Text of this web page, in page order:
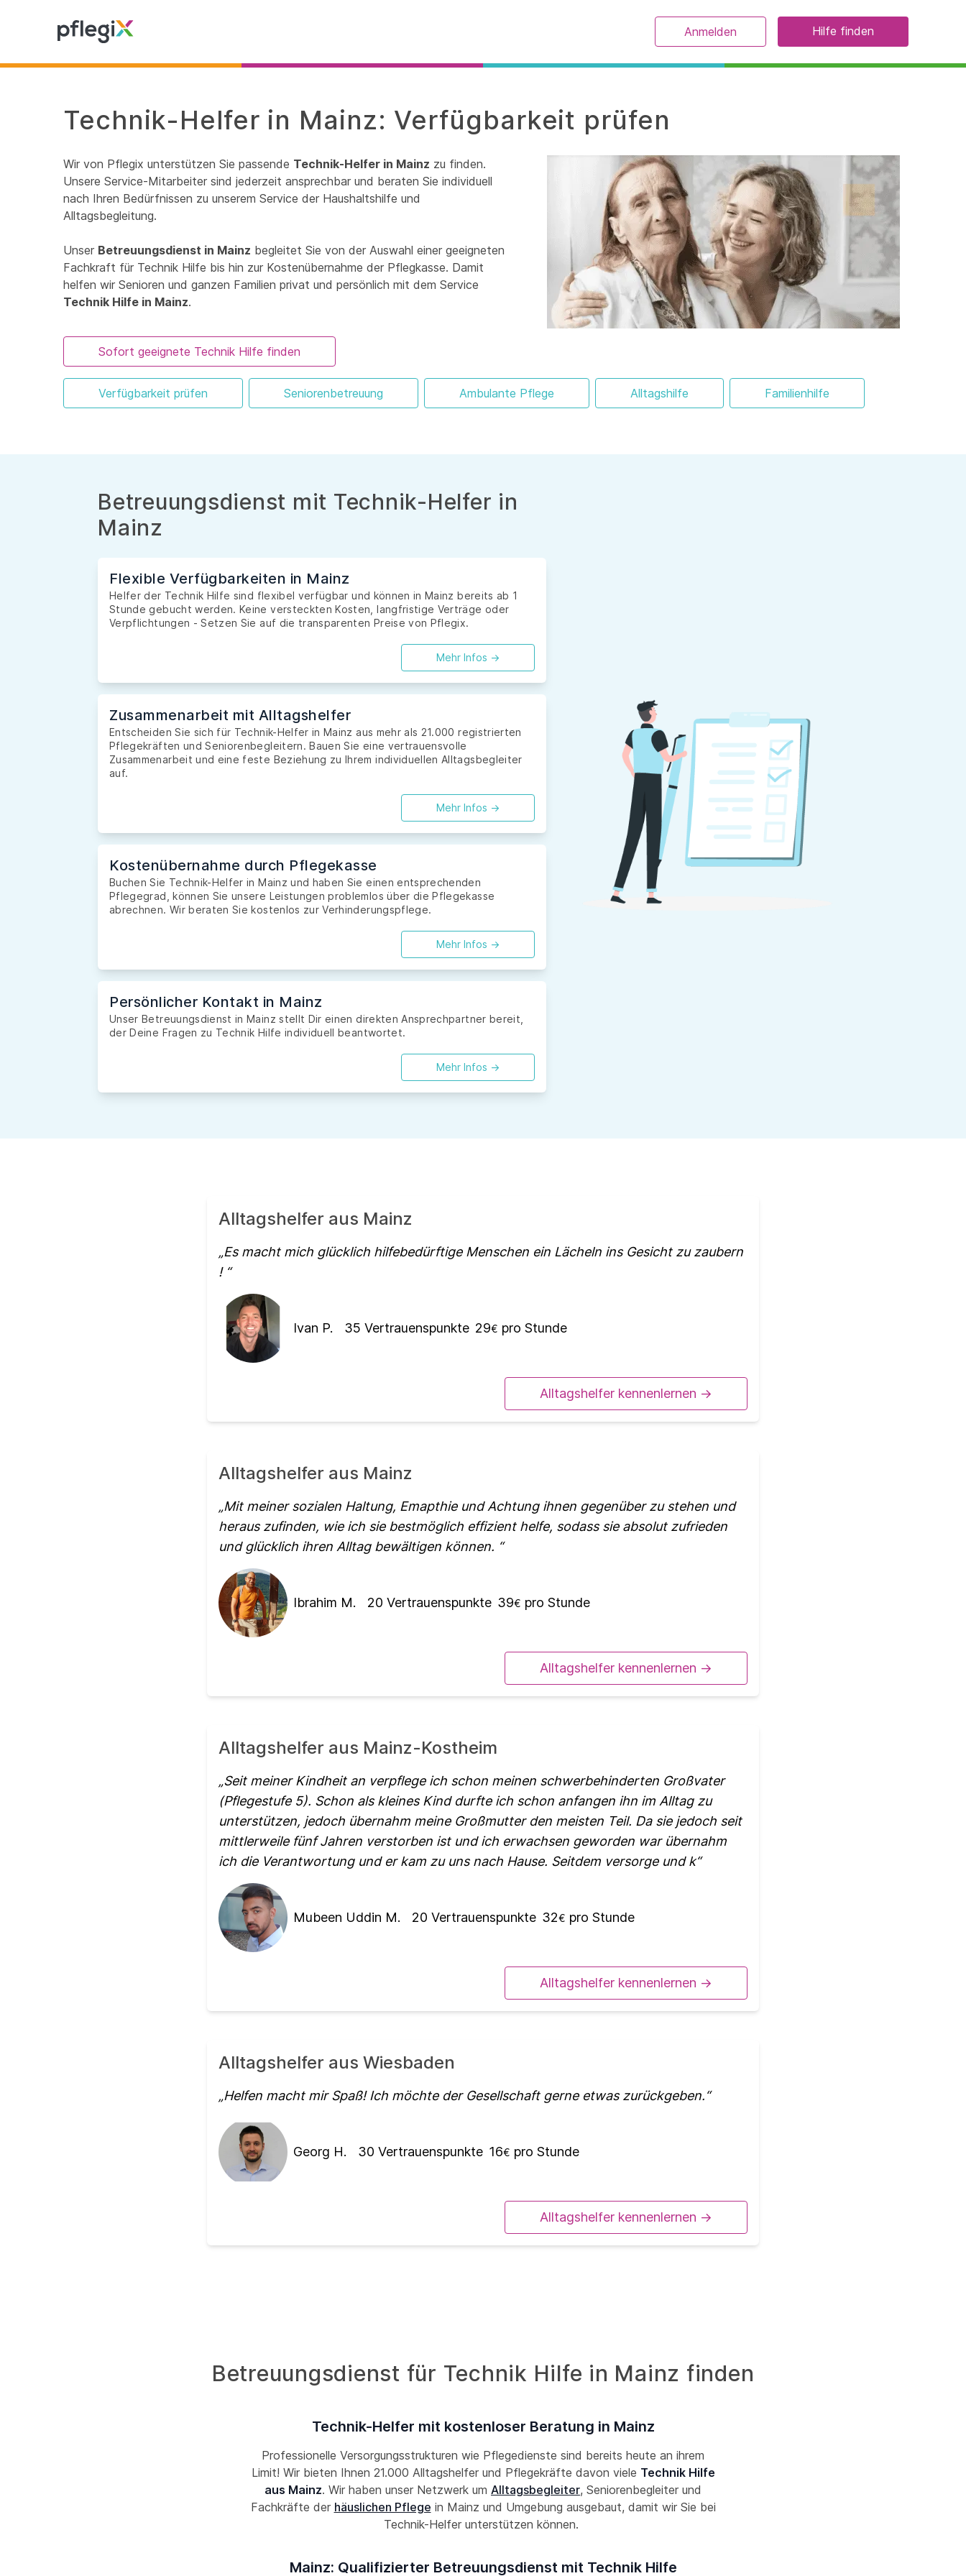
Anmelden Hilfe finden
Technik-Helfer in Mainz: Verfügbarkeit prüfen
Wir von Pflegix unterstützen Sie passende Technik-Helfer in Mainz zu finden.
Unsere Service-Mitarbeiter sind jederzeit ansprechbar und beraten Sie individuell
nach Ihren Bedürfnissen zu unserem Service der Haushaltshilfe und
Alltagsbegleitung.
Unser Betreuungsdienst in Mainz begleitet Sie von der Auswahl einer geeigneten
Fachkraft für Technik Hilfe bis hin zur Kostenübernahme der Pflegkasse. Damit
helfen wir Senioren und ganzen Familien privat und persönlich mit dem Service
Technik Hilfe in Mainz.
Sofort geeignete Technik Hilfe finden
Verfügbarkeit prüfen Seniorenbetreuung Ambulante Pflege Alltagshilfe Familienhilfe
Betreuungsdienst mit Technik-Helfer in
Mainz
Flexible Verfügbarkeiten in Mainz
Helfer der Technik Hilfe sind flexibel verfügbar und können in Mainz bereits ab 1
Stunde gebucht werden. Keine versteckten Kosten, langfristige Verträge oder
Verpflichtungen - Setzen Sie auf die transparenten Preise von Pflegix.
Mehr Infos ->
Zusammenarbeit mit Alltagshelfer
Entscheiden Sie sich für Technik-Helfer in Mainz aus mehr als 21.000 registrierten
Pflegekräften und Seniorenbegleitern. Bauen Sie eine vertrauensvolle
Zusammenarbeit und eine feste Beziehung zu Ihrem individuellen Alltagsbegleiter
auf.
Mehr Infos ->
Kostenübernahme durch Pflegekasse
Buchen Sie Technik-Helfer in Mainz und haben Sie einen entsprechenden
Pflegegrad, können Sie unsere Leistungen problemlos über die Pflegekasse
abrechnen. Wir beraten Sie kostenlos zur Verhinderungspflege.
Mehr Infos ->
Persönlicher Kontakt in Mainz
Unser Betreuungsdienst in Mainz stellt Dir einen direkten Ansprechpartner bereit,
der Deine Fragen zu Technik Hilfe individuell beantwortet.
Mehr Infos ->
Alltagshelfer aus Mainz
Es macht mich glücklich hilfebedürftige Menschen ein Lächeln ins Gesicht zu zaubern
!
Ivan P. 35 Vertrauenspunkte 29€ pro Stunde
Alltagshelfer kennenlernen ->
Alltagshelfer aus Mainz
Mit meiner sozialen Haltung, Emapthie und Achtung ihnen gegenüber zu stehen und
heraus zufinden, wie ich sie bestmöglich effizient helfe, sodass sie absolut zufrieden
und glücklich ihren Alltag bewältigen können.
Ibrahim M. 20 Vertrauenspunkte 39€ pro Stunde
Alltagshelfer kennenlernen ->
Alltagshelfer aus Mainz-Kostheim
Seit meiner Kindheit an verpflege ich schon meinen schwerbehinderten Großvater
(Pflegestufe 5). Schon als kleines Kind durfte ich schon anfangen ihn im Alltag zu
unterstützen, jedoch übernahm meine Großmutter den meisten Teil. Da sie jedoch seit
mittlerweile fünf Jahren verstorben ist und ich erwachsen geworden war übernahm
ich die Verantwortung und er kam zu uns nach Hause. Seitdem versorge und k
Mubeen Uddin M. 20 Vertrauenspunkte 32€ pro Stunde
Alltagshelfer kennenlernen ->
Alltagshelfer aus Wiesbaden
Helfen macht mir Spaß! Ich möchte der Gesellschaft gerne etwas zurückgeben.
Georg H. 30 Vertrauenspunkte 16€ pro Stunde
Alltagshelfer kennenlernen ->
Betreuungsdienst für Technik Hilfe in Mainz finden
Technik-Helfer mit kostenloser Beratung in Mainz
Professionelle Versorgungsstrukturen wie Pflegedienste sind bereits heute an ihrem
Limit! Wir bieten Ihnen 21.000 Alltagshelfer und Pflegekräfte davon viele Technik Hilfe
aus Mainz. Wir haben unser Netzwerk um Alltagsbegleiter, Seniorenbegleiter und
Fachkräfte der häuslichen Pflege in Mainz und Umgebung ausgebaut, damit wir Sie bei
Technik-Helfer unterstützen können.
Mainz: Qualifizierter Betreuungsdienst mit Technik Hilfe